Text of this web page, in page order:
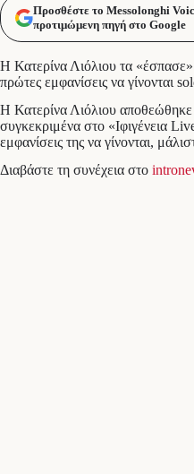
Προσθέστε το Messolonghi
προτιμώμενη πηγή στο Google
Η Κατερίνα Λιόλιου τα
πρώτες εμφανίσεις να γίνονται
Η Κατερίνα Λιόλιου
συγκεκριμένα στο «Ιφιγένεια
εμφανίσεις της να γίνονται,
Διαβάστε τη συνέχεια στο